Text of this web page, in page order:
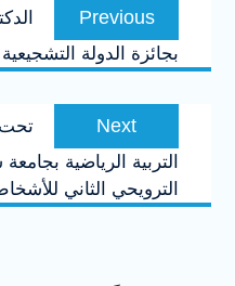
المقالاتPrevious
post:
بجائزة الدولة
Next
post:
تحت
التربية الرياضية
الترويحي الثاني